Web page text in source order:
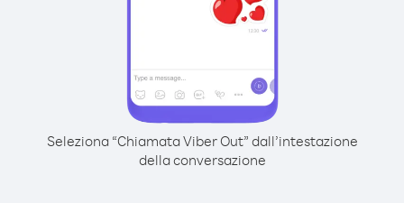
Seleziona “Chiamata Viber Out” dall’intestazione
della conversazione